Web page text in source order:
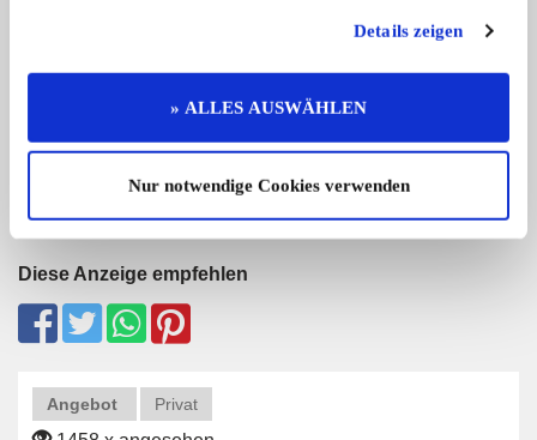
Details zeigen
» ALLES AUSWÄHLEN
Nur notwendige Cookies verwenden
69.000,- €
Chevrolet C10
Diese Anzeige empfehlen
Angebot Privat